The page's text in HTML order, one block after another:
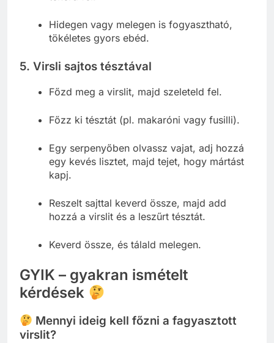
Hidegen vagy melegen is fogyasztható,
tökéletes gyors ebéd.
5. Virsli sajtos tésztával
Főzd meg a virslit, majd szeleteld fel.
Főzz ki tésztát (pl. makaróni vagy fusilli).
Egy serpenyőben olvassz vajat, adj hozzá
egy kevés lisztet, majd tejet, hogy mártást
kapj.
Reszelt sajttal keverd össze, majd add
hozzá a virslit és a leszűrt tésztát.
Keverd össze, és tálald melegen.
GYIK – gyakran ismételt
kérdések
Mennyi ideig kell főzni a fagyasztott
virslit?